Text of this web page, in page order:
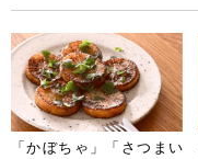
「かぼちゃ」「さつまい